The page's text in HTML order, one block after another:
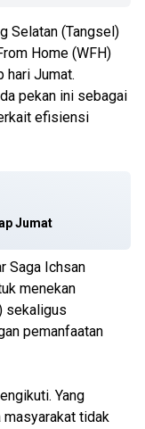
Selatan (Tangsel)
Home (WFH)
hari Jumat.
pekan ini sebagai
efisiensi
Jumat
Saga Ichsan
menekan
sekaligus
pemanfaatan
Yang
tidak